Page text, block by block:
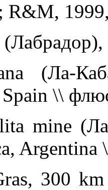
R&M,
(Ла-
Spain \\
mine
300